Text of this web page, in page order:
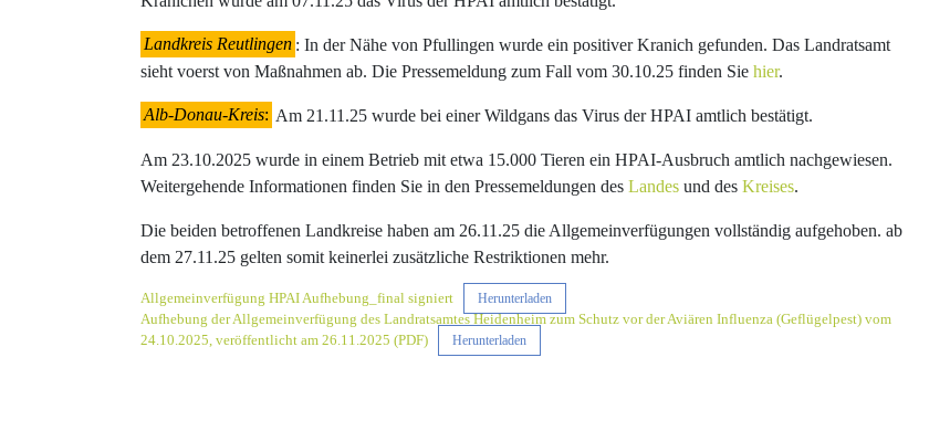
Landkreis Reutlingen : In der Nähe von Pfullingen wurde ein positiver Kranich gefunden. Das Landratsamt
sieht voerst von Maßnahmen ab. Die Pressemeldung zum Fall vom 30.10.25 finden Sie hier.
Alb-Donau-Kreis: Am 21.11.25 wurde bei einer Wildgans das Virus der HPAI amtlich bestätigt.
Am 23.10.2025 wurde in einem Betrieb mit etwa 15.000 Tieren ein HPAI-Ausbruch amtlich nachgewiesen.
Weitergehende Informationen finden Sie in den Pressemeldungen des Landes und des Kreises.
Die beiden betroffenen Landkreise haben am 26.11.25 die Allgemeinverfügungen vollständig aufgehoben. ab
dem 27.11.25 gelten somit keinerlei zusätzliche Restriktionen mehr.
Allgemeinverfügung HPAI Aufhebung_final signiert
Herunterladen
Aufhebung der Allgemeinverfügung des Landratsamtes Heidenheim zum Schutz vor der Aviären Influenza (Geflügelpest) vom
24.10.2025, veröffentlicht am 26.11.2025 (PDF)
Herunterladen